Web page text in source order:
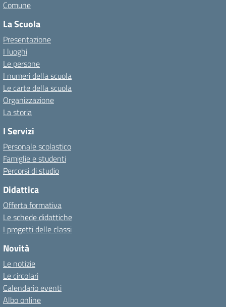
Comune
La Scuola
Presentazione
I luoghi
Le persone
I numeri della scuola
Le carte della scuola
Organizzazione
La storia
I Servizi
Personale scolastico
Famiglie e studenti
Percorsi di studio
Didattica
Offerta formativa
Le schede didattiche
I progetti delle classi
Novità
Le notizie
Le circolari
Calendario eventi
Albo online